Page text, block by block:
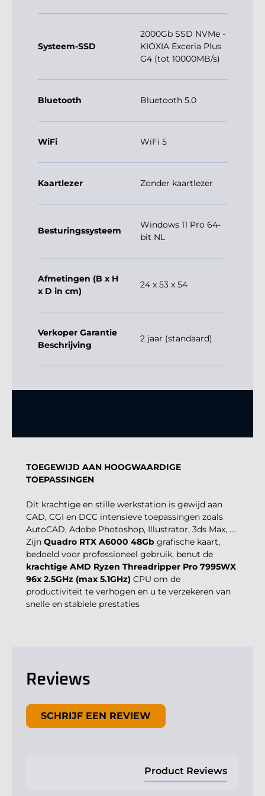
Systeem-SSD
2000Gb SSD NVMe -
KIOXIA Exceria Plus
G4 (tot 10000MB/s)
Bluetooth Bluetooth 5.0
WiFi WiFi 5
Kaartlezer Zonder kaartlezer
Besturingssysteem
Windows 11 Pro 64-
bit NL
Afmetingen (B x H
x D in cm)
24 x 53 x 54
Verkoper Garantie
Beschrijving
2 jaar (standaard)
TOEGEWIJD AAN HOOGWAARDIGE
TOEPASSINGEN
Dit krachtige en stille werkstation is gewijd aan
CAD, CGI en DCC intensieve toepassingen zoals
AutoCAD, Adobe Photoshop, Illustrator, 3ds Max, ....
Zijn Quadro RTX A6000 48Gb grafische kaart,
bedoeld voor professioneel gebruik, benut de
krachtige AMD Ryzen Threadripper Pro 7995WX
96x 2.5GHz (max 5.1GHz) CPU om de
productiviteit te verhogen en u te verzekeren van
snelle en stabiele prestaties
Reviews
SCHRIJF EEN REVIEW
Product Reviews
New content loaded